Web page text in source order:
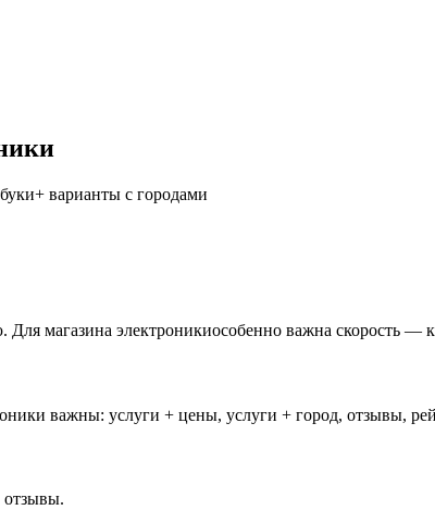
+ варианты с городами
магазина электроникиособенно важна скорость —
важны: услуги + цены, услуги + город, отзывы,
отзывы.